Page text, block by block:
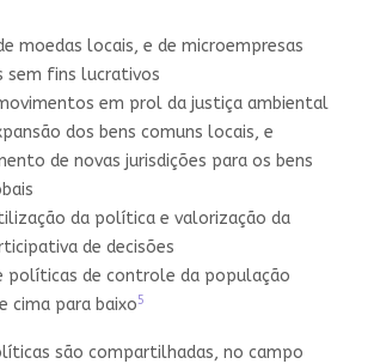
moedas locais, e de microempresas
sem fins lucrativos
em prol da justiça ambiental
dos bens comuns locais, e
de novas jurisdições para os bens
da política e valorização da
de decisões
políticas de controle da população
cima para baixo5
são compartilhadas, no campo